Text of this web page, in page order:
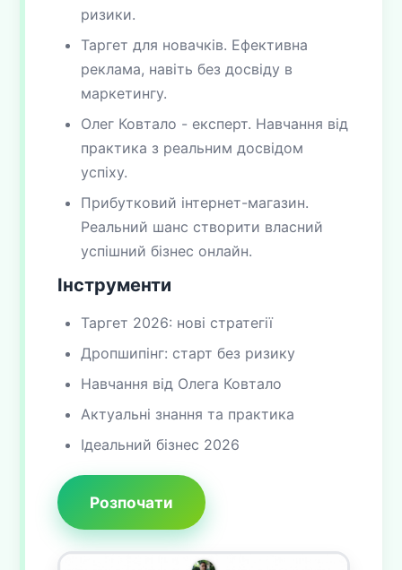
ризики.
Таргет для новачків. Ефективна
реклама, навіть без досвіду в
маркетингу.
Олег Ковтало - експерт. Навчання від
практика з реальним досвідом
успіху.
Прибутковий інтернет-магазин.
Реальний шанс створити власний
успішний бізнес онлайн.
Інструменти
Таргет 2026: нові стратегії
Дропшипінг: старт без ризику
Навчання від Олега Ковтало
Актуальні знання та практика
Ідеальний бізнес 2026
Розпочати